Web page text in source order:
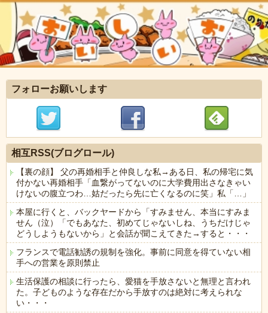
フォローお願いします
相互RSS(ブログロール)
【裏の顔】 父の再婚相手と仲良しな私→ある日、私の帰宅に気
付かない再婚相手「血繋がってないのに大学費用出さなきゃい
けないの腹立つわ…姑だったら先に亡くなるのに笑」私「…」
本屋に行くと、バックヤードから「すみません、本当にすみま
せん（泣）「でもあなた、初めてじゃないしね、うちだけじゃ
どうしようもないから」と会話が聞こえてきた→すると・・・
フランスで電話勧誘の規制を強化。事前に同意を得ていない相
手への営業を原則禁止
生活保護の相談に行ったら、愛猫を手放さないと無理と言われ
た。子どものような存在だから手放すのは絶対に考えられな
い・・・